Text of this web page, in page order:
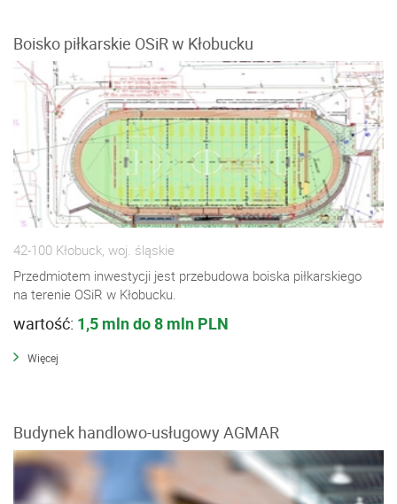
Boisko piłkarskie OSiR w Kłobucku
42-100 Kłobuck, woj. śląskie
Przedmiotem inwestycji jest przebudowa boiska piłkarskiego
na terenie OSiR w Kłobucku.
wartość: 1,5 mln do 8 mln PLN
Więcej
Budynek handlowo-usługowy AGMAR